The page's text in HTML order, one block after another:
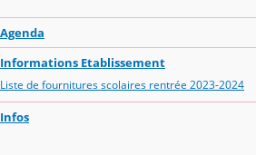
Agenda
Informations Etablissement
Liste de fournitures scolaires rentrée 2023-2024
Infos